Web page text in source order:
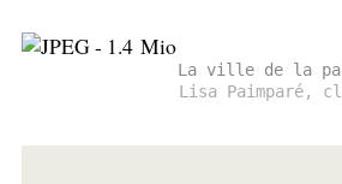
La ville de la
Lisa Paimparé,